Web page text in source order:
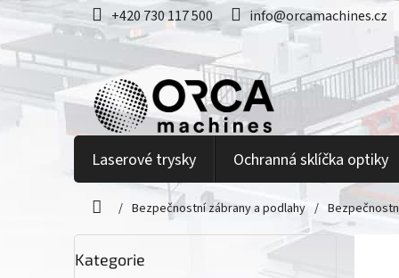
obsah
+420 730 117 500 info@orcamachines.cz
Laserové trysky Ochranná sklíčka optiky
Domů
/ Bezpečnostní zábrany a podlahy /
P
o
Přeskočit
kategorie
Kategorie